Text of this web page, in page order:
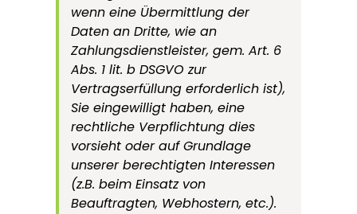
wenn eine Übermittlung der
Daten an Dritte, wie an
Zahlungsdienstleister, gem. Art. 6
Abs. 1 lit. b DSGVO zur
Vertragserfüllung erforderlich ist),
Sie eingewilligt haben, eine
rechtliche Verpflichtung dies
vorsieht oder auf Grundlage
unserer berechtigten Interessen
(z.B. beim Einsatz von
Beauftragten, Webhostern, etc.).